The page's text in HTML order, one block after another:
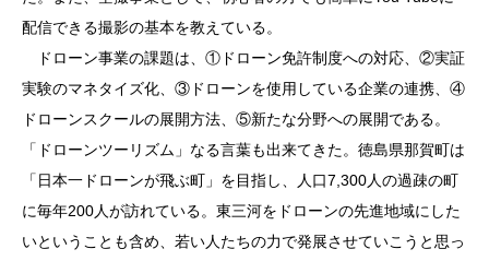
配信できる撮影の基本を教えている。
ドローン事業の課題は、①ドローン免許制度への対応、②実証
実験のマネタイズ化、③ドローンを使用している企業の連携、④
ドローンスクールの展開方法、⑤新たな分野への展開である。
「ドローンツーリズム」なる言葉も出来てきた。徳島県那賀町は
「日本一ドローンが飛ぶ町」を目指し、人口7,300人の過疎の町
に毎年200人が訪れている。東三河をドローンの先進地域にした
いということも含め、若い人たちの力で発展させていこうと思っ